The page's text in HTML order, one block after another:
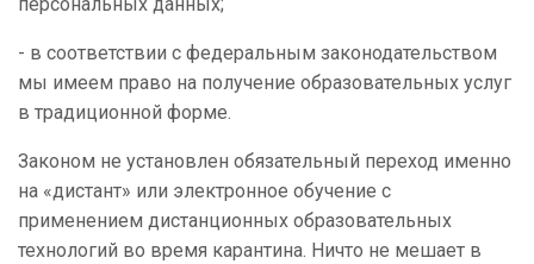
- в соответствии с федеральным законодательством
мы имеем право на получение образовательных услуг
в традиционной форме.
Законом не установлен обязательный переход именно
на «дистант» или электронное обучение с
применением дистанционных образовательных
технологий во время карантина. Ничто не мешает в